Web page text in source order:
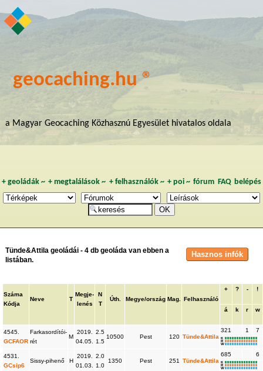
geocaching.hu ®
a Magyar Geocaching Közhasznú Egyesület hivatalos oldala
+ geoládák~ +megtalálások ~ + felhasználók~ + poi~ fórum FAQ belépés
Tünde&Attila geoládái - 4 db geoláda van ebben a
listában.
Száma
Kódja
Neve T
Megje-
lenés
N
T
Úth. Megye/ország Mag. Felhasználó
+ ? - !
á k r w
4545.
GCFAOR
Farkasordítói-
rét
M
2019.
04.05.
2.5
1.5
10500 Pest 120 Tünde&Attila
321 1 7
K
R
W
4531.
GCsip6
Sissy-pihenő H
2019.
01.03.
2.0
1.0
1350 Pest 251 Tünde&Attila
685 6
K
R
W